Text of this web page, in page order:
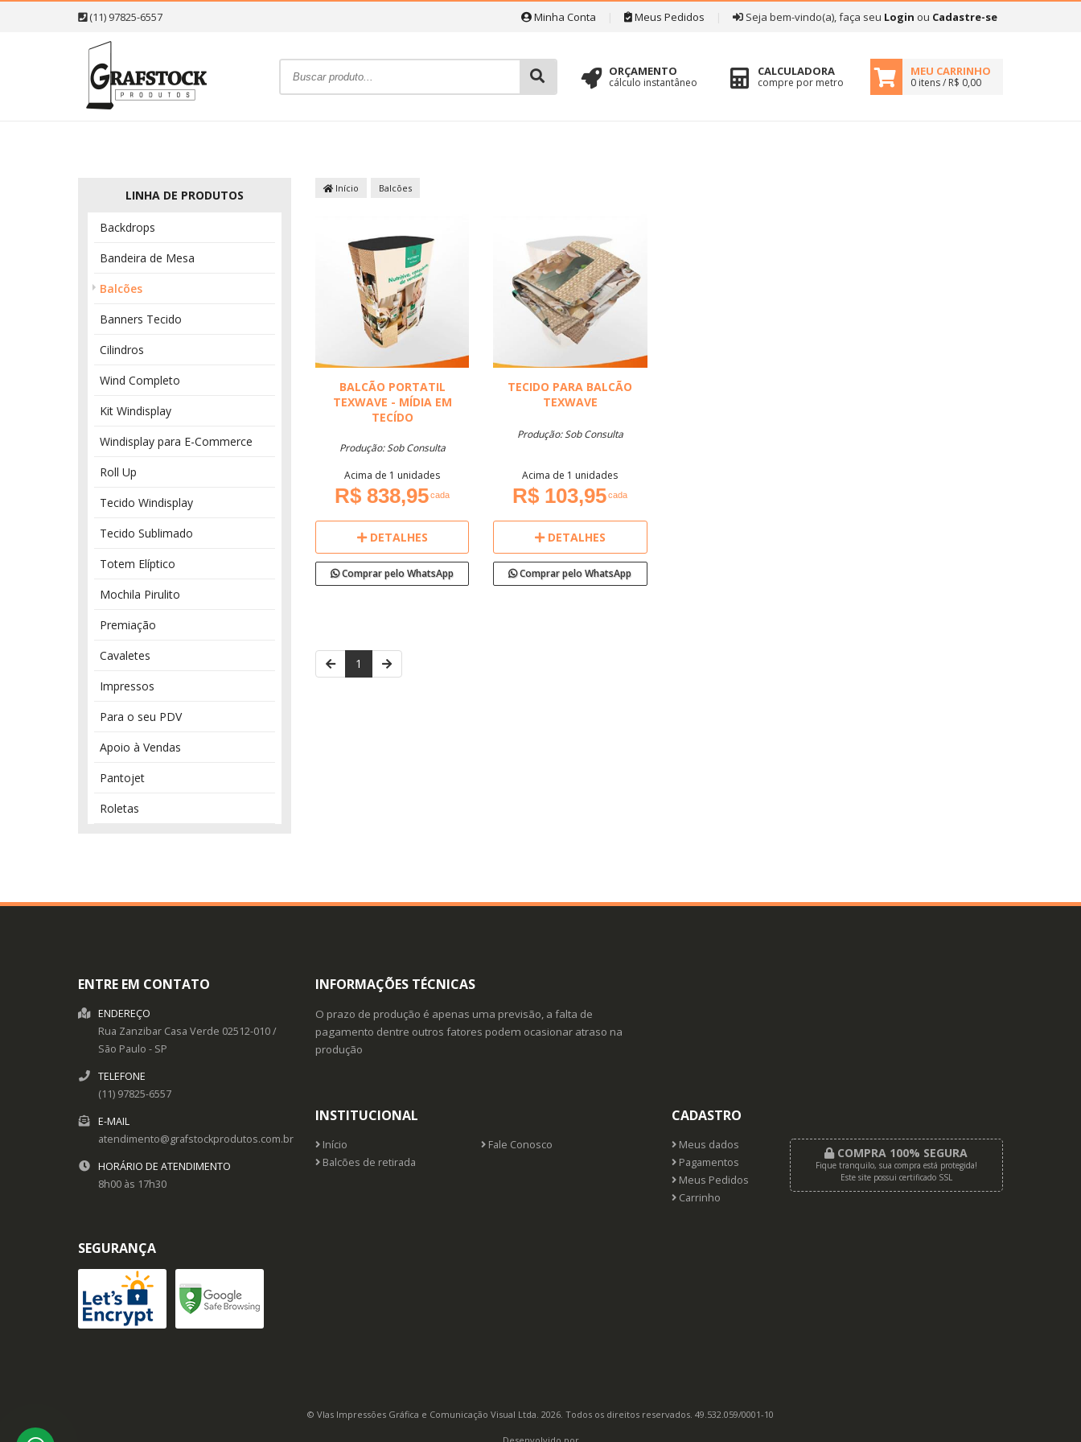
(11) 97825-6557 Minha Conta Meus Pedidos Seja bem-vindo(a), faça seu Login ou Cadastre-se
ORÇAMENTO
cálculo instantâneo
CALCULADORA
compre por metro
MEU CARRINHO
0 itens / R$ 0,00
LINHA DE PRODUTOS
Backdrops
Bandeira de Mesa
Balcões
Banners Tecido
Cilindros
Wind Completo
Kit Windisplay
Windisplay para E-Commerce
Roll Up
Tecido Windisplay
Tecido Sublimado
Totem Elíptico
Mochila Pirulito
Premiação
Cavaletes
Impressos
Para o seu PDV
Apoio à Vendas
Pantojet
Roletas
Início Balcões
BALCÃO PORTATIL
TEXWAVE - MÍDIA EM
TECÍDO
Produção: Sob Consulta
Acima de 1 unidades
R$ 838,95cada
DETALHES
Comprar pelo WhatsApp
TECIDO PARA BALCÃO
TEXWAVE
Produção: Sob Consulta
Acima de 1 unidades
R$ 103,95cada
DETALHES
Comprar pelo WhatsApp
1
ENTRE EM CONTATO
ENDEREÇO
Rua Zanzibar Casa Verde 02512-010/
São Paulo - SP
TELEFONE
(11) 97825-6557
E-MAIL
atendimento@grafstockprodutos.com.br
HORÁRIO DE ATENDIMENTO
8h00 às 17h30
INFORMAÇÕES TÉCNICAS
O prazo de produção é apenas uma previsão, a falta de
pagamento dentre outros fatores podem ocasionar atraso na
produção
INSTITUCIONAL
Início
Fale Conosco
Balcões de retirada
CADASTRO
Meus dados
Pagamentos
Meus Pedidos
Carrinho
COMPRA 100% SEGURA
Fique tranquilo, sua compra está protegida!
Este site possui certificado SSL
SEGURANÇA
© Vlas Impressões Gráfica e Comunicação Visual Ltda. 2026. Todos os direitos reservados. 49.532.059/0001-10